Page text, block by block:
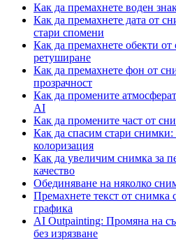
Как да премахнете воден
Как да премахнете дата от
стари спомени
Как да премахнете обекти
ретуширане
Как да премахнете фон от
прозрачност
Как да промените
AI
Как да промените част от
Как да спасим стари снимки:
колоризация
Как да увеличим снимка за
качество
Обединяване на няколко
Премахнете текст от снимка
графика
AI Outpainting: Промяна на
без изрязване